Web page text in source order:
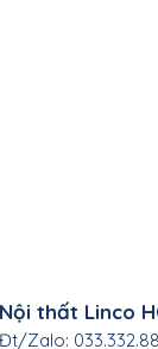
Nội thất Linco
Đt/Zalo: